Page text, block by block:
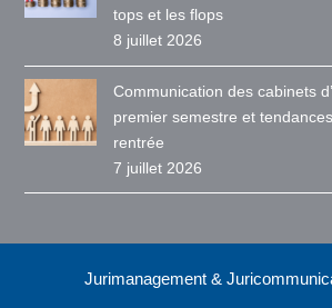
tops et les flops
8 juillet 2026
Communication des cabinets
premier semestre et
rentrée
7 juillet 2026
Jurimanagement &